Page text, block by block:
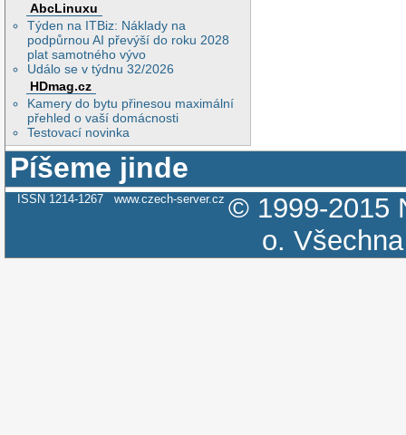
AbcLinuxu
Týden na ITBiz: Náklady na
podpůrnou AI převýší do roku 2028
plat samotného vývo
Událo se v týdnu 32/2026
HDmag.cz
Kamery do bytu přinesou maximální
přehled o vaší domácnosti
Testovací novinka
Píšeme jinde
ISSN 1214-1267 www.czech-server.cz © 1999-2015
o.